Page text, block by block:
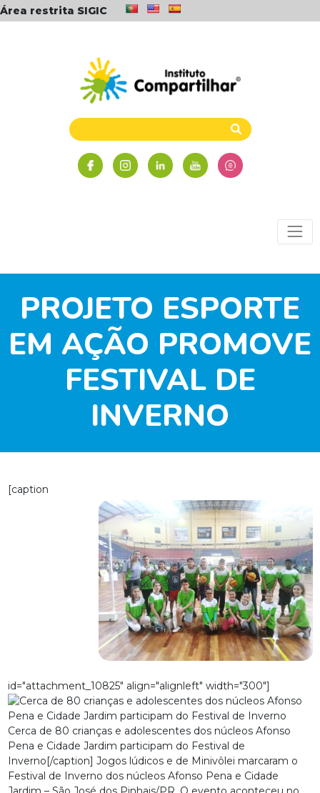
Área restrita SIGIC
PROJETO ESPORTE
EM AÇÃO PROMOVE
FESTIVAL DE
INVERNO
[caption
id="attachment_10825" align="alignleft" width="300"]
Cerca de 80 crianças e adolescentes dos núcleos Afonso
Pena e Cidade Jardim participam do Festival de
Inverno[/caption] Jogos lúdicos e de Minivôlei marcaram o
Festival de Inverno dos núcleos Afonso Pena e Cidade